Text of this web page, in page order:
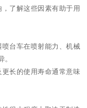
了解这些因素有助于用
台车在喷射能力、机械
。
长的使用寿命通常意味